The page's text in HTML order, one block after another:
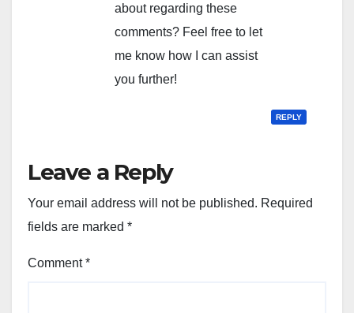
about regarding these
comments? Feel free to let
me know how I can assist
you further!
REPLY
Leave a Reply
Your email address will not be published. Required
fields are marked *
Comment*